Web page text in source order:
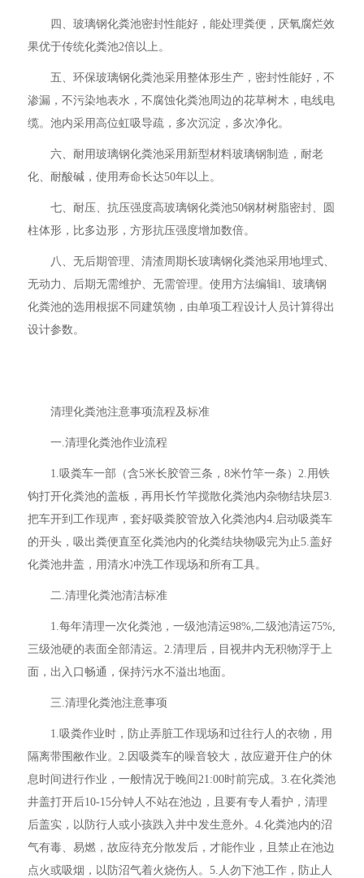
四、玻璃钢化粪池密封性能好，能处理粪便，厌氧腐烂效
果优于传统化粪池2倍以上。
五、环保玻璃钢化粪池采用整体形生产，密封性能好，不
渗漏，不污染地表水，不腐蚀化粪池周边的花草树木，电线电
缆。池内采用高位虹吸导疏，多次沉淀，多次净化。
六、耐用玻璃钢化粪池采用新型材料玻璃钢制造，耐老
化、耐酸碱，使用寿命长达50年以上。
七、耐压、抗压强度高玻璃钢化粪池50钢材树脂密封、圆
柱体形，比多边形，方形抗压强度增加数倍。
八、无后期管理、清渣周期长玻璃钢化粪池采用地埋式、
无动力、后期无需维护、无需管理。使用方法编辑l、玻璃钢
化粪池的选用根据不同建筑物，由单项工程设计人员计算得出
设计参数。
清理化粪池注意事项流程及标准
一.清理化粪池作业流程
1.吸粪车一部（含5米长胶管三条，8米竹竿一条）2.用铁
钩打开化粪池的盖板，再用长竹竿搅散化粪池内杂物结块层3.
把车开到工作现声，套好吸粪胶管放入化粪池内4.启动吸粪车
的开头，吸出粪便直至化粪池内的化粪结块物吸完为止5.盖好
化粪池井盖，用清水冲洗工作现场和所有工具。
二.清理化粪池清洁标准
1.每年清理一次化粪池，一级池清运98%,二级池清运75%,
三级池硬的表面全部清运。2.清理后，目视井内无积物浮于上
面，出入口畅通，保持污水不溢出地面。
三.清理化粪池注意事项
1.吸粪作业时，防止弄脏工作现场和过往行人的衣物，用
隔离带围敝作业。2.因吸粪车的噪音较大，故应避开住户的休
息时间进行作业，一般情况于晚间21:00时前完成。3.在化粪池
井盖打开后10-15分钟人不站在池边，且要有专人看护，清理
后盖实，以防行人或小孩跌入井中发生意外。4.化粪池内的沼
气有毒、易燃，故应待充分散发后，才能作业，且禁止在池边
点火或吸烟，以防沼气着火烧伤人。5.人勿下池工作，防止人